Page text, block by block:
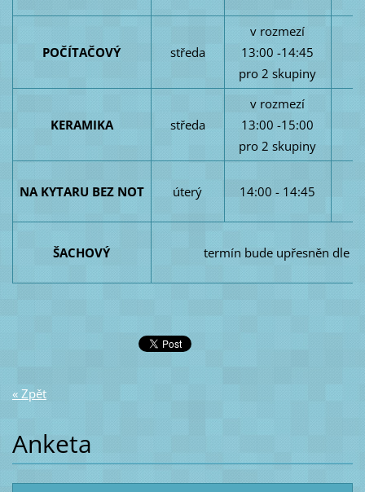
POČÍTAČOVÝ středa
v rozmezí
13:00 -14:45
pro 2 skupiny
KERAMIKA středa
v rozmezí
13:00 -15:00
pro 2 skupiny
NA KYTARU BEZ NOT úterý 14:00 - 14:45
ŠACHOVÝ termín bude upřesněn dle
« Zpět
Anketa